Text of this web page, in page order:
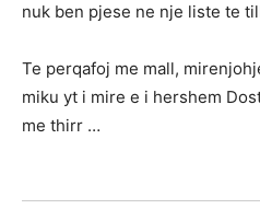
nuk ben pjese ne nje liste te
Te perqafoj me mall,
miku yt i mire e i hershem
me thirr …